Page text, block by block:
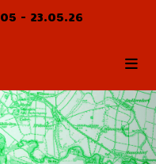
- 23.05.26